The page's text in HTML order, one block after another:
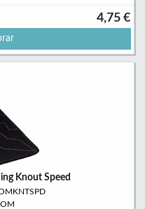
4,75 €
Knout Speed